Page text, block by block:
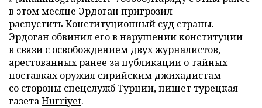
в этом месяце Эрдоган пригрозил
распустить Конституционный суд страны.
Эрдоган обвинил его в нарушении конституции
в связи с освобождением двух журналистов,
арестованных ранее за публикации о тайных
поставках оружия сирийским джихадистам
со стороны спецслужб Турции, пишет турецкая
газетаHurriyet.